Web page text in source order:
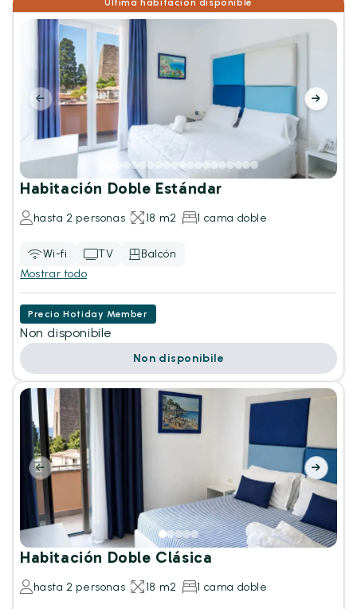
Última habitación disponible
Habitación Doble Estándar
hasta 2 personas 18 m2 1 cama doble
Wi-fi TV
Balcón
Mostrar todo
Precio Hotiday Member
Non disponibile
Non disponibile
Habitación Doble Clásica
hasta 2 personas 18 m2 1 cama doble